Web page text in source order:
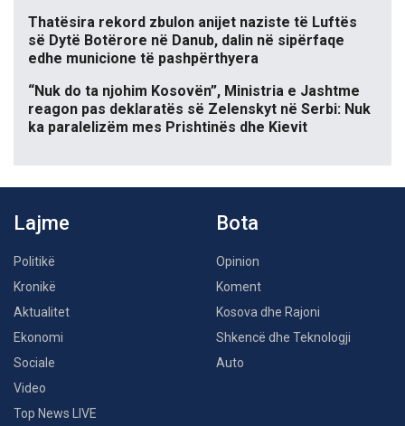
Thatësira rekord zbulon anijet naziste të Luftës
së Dytë Botërore në Danub, dalin në sipërfaqe
edhe municione të pashpërthyera
“Nuk do ta njohim Kosovën”, Ministria e Jashtme
reagon pas deklaratës së Zelenskyt në Serbi: Nuk
ka paralelizëm mes Prishtinës dhe Kievit
Lajme
Politikë
Kronikë
Aktualitet
Ekonomi
Sociale
Video
Top News LIVE
Bota
Opinion
Koment
Kosova dhe Rajoni
Shkencë dhe Teknologji
Auto